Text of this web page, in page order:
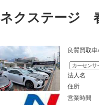
ネクステージ
良質買取
カーセンサ
法人名
住所
営業時間